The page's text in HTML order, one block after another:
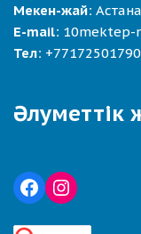
Мекен-жай:
E-mail: 10mektep-
Тел: +77172501790
Әлуметтік